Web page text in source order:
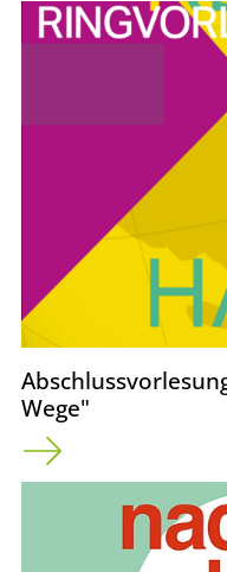
Wege"